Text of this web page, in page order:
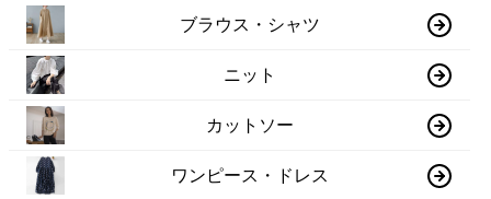
ブラウス・シャツ
ニット
カットソー
ワンピース・ドレス